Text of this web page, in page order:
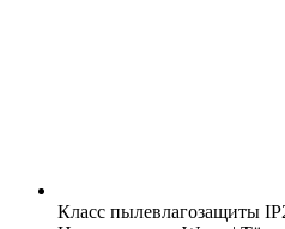
Класс пылевлагозащиты